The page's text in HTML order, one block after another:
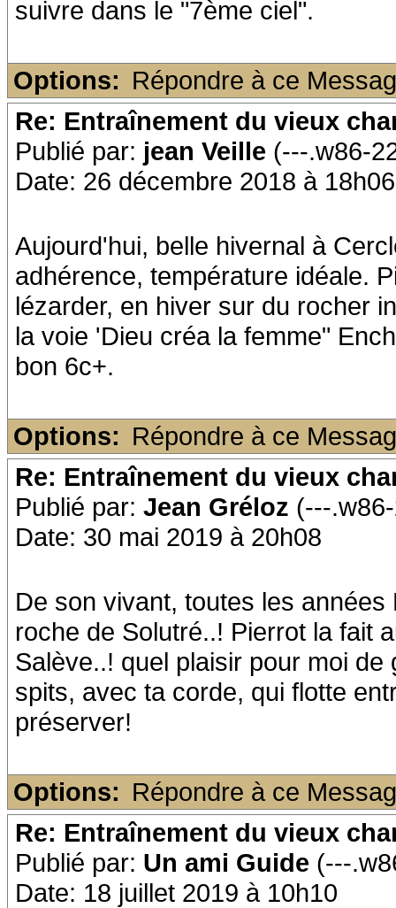
suivre dans le "7ème ciel".
Options: Répondre à ce
Re: Entraînement du vieux
Publié par: jean Veille (---.w86-
Date: 26 décembre 2018 à 18h06
Aujourd'hui, belle hivernal à
adhérence, température idéale.
lézarder, en hiver sur du rocher
la voie 'Dieu créa la femme"
bon 6c+.
Options: Répondre à ce
Re: Entraînement du vieux
Publié par: Jean Gréloz (---
Date: 30 mai 2019 à 20h08
De son vivant, toutes les
roche de Solutré..! Pierrot la fait
Salève..! quel plaisir pour moi
spits, avec ta corde, qui flotte
préserver!
Options: Répondre à ce
Re: Entraînement du vieux
Publié par: Un ami Guide (---
Date: 18 juillet 2019 à 10h10